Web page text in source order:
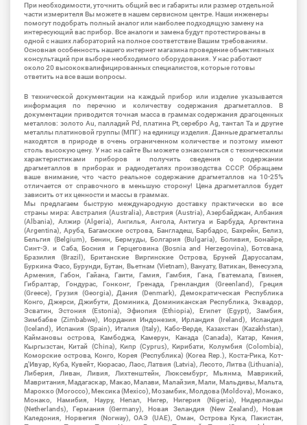
При необходимости, уточнить общий вес и габариты или размер отдельной
части измерителя Вы можете в нашем сервисном центре. Наши инженеры
помогут подобрать полный аналог или наиболее подходящую замену на
интересующий вас прибор. Все аналоги и замена будут протестированы в
одной с наших лабораторий на полное соответствие Вашим требованиям.
Основная особенность нашего интернет магазина проведение объективных
консультаций при выборе необходимого оборудования. У нас работают
около 20 высококвалифицированных специалистов, которые готовы
ответить на все ваши вопросы.
В технической документации на каждый прибор или изделие указывается
информация по перечню и количеству содержания драгметаллов. В
документации приводится точная масса в граммах содержания драгоценных
металлов: золото Au, палладий Pd, платина Pt, серебро Ag, тантал Ta и другие
металлы платиновой группы (МПГ) на единицу изделия. Данные драгметаллы
находятся в природе в очень ограниченном количестве и поэтому имеют
столь высокую цену. У нас на сайте Вы можете ознакомиться с техническими
характеристиками приборов и получить сведения о содержании
драгметаллов в приборах и радиодеталях производства СССР. Обращаем
ваше внимание, что часто реальное содержание драгметаллов на 10-25%
отличается от справочного в меньшую сторону! Цена драгметаллов будет
зависить от их ценности и массы в граммах.
Мы предлагаем быструю международную доставку практически во все
страны мира: Австралия (Australia), Австрия (Austria), Азербайджан, Албания
(Albania), Алжир (Algeria), Ангилья, Ангола, Антигуа и Барбуда, Аргентина
(Argentina), Аруба, Багамские острова, Бангладеш, Барбадос, Бахрейн, Белиз,
Бельгия (Belgium), Бенин, Бермуды, Болгария (Bulgaria), Боливия, Бонайре,
Синт-Э. и Саба, Босния и Герцеговина (Bosnia and Herzegovina), Ботсвана,
Бразилия (Brazil), Британские Виргинские Острова, Бруней Даруссалам,
Буркина Фасо, Бурунди, Бутан, Вьетнам (Vietnam), Вануату, Ватикан, Венесуэла,
Армения, Габон, Гайана, Гаити, Гамия, Гамбия, Гана, Гватемала, Гвинея,
Гибралтар, Гондурас, Гонконг, Гренада, Гренландия (Greenland), Греция
(Greece), Грузия (Georgia), Дания (Denmark), Демократическая Республика
Конго, Джерси, Джибути, Доминика, Доминиканская Республика, Эквадор,
Эсватин, Эстония (Estonia), Эфиопия (Ethiopia), Египет (Egypt), Замбия,
Зимбабве (Zimbabwe), Иордания Индонезия, Ирландия (Ireland), Исландия
(Iceland), Испания (Spain), Италия (Italy), Кабо-Верде, Казахстан (Kazakhstan),
Каймановы острова, Камбоджа, Камерун, Канада (Canada), Катар, Кения,
Кыргызстан, Китай (China), Кипр (Cyprus), Кирибати, Колумбия (Colombia),
Коморские острова, Конго, Корея (Республика) (Korea Rep.), Коста-Рика, Кот-
д'Ивуар, Куба, Кувейт, Кюрасао, Лаос, Латвия (Latvia), Лесото, Литва (Lithuania),
Либерия, Ливан, Ливия, Лихтенштейн, Люксембург, Мьянма, Маврикий,
Мавритания, Мадагаскар, Макао, Малави, Малайзия, Мали, Мальдивы, Мальта,
Марокко (Morocco), Мексика (Mexico), Мозамбик, Молдова (Moldova), Монако,
Монако, Намибия, Науру, Непал, Нигер, Нигерия (Nigeria), Нидерланды
(Netherlands), Германия (Germany), Новая Зеландия (New Zealand), Новая
Каледония, Норвегия (Norway), ОАЭ (UAE), Оман, Острова Кука, Пакистан,